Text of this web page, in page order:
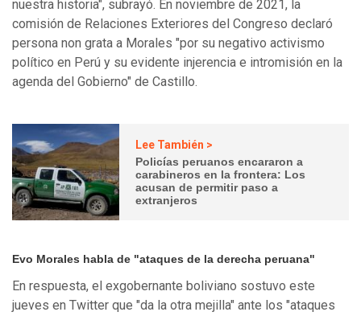
nuestra historia", subrayó. En noviembre de 2021, la
comisión de Relaciones Exteriores del Congreso declaró
persona non grata a Morales "por su negativo activismo
político en Perú y su evidente injerencia e intromisión en la
agenda del Gobierno" de Castillo.
Lee También >
Policías peruanos encararon a
carabineros en la frontera: Los
acusan de permitir paso a
extranjeros
Evo Morales habla de "ataques de la derecha peruana"
En respuesta, el exgobernante boliviano sostuvo este
jueves en Twitter que "da la otra mejilla" ante los "ataques